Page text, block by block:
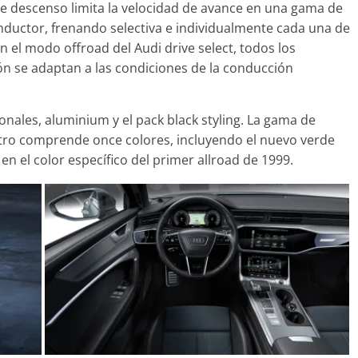
limita la velocidad de avance en una gama de
frenando selectiva e individualmente cada una de
el modo offroad del Audi drive select, todos los
se adaptan a las condiciones de la conducción
aluminium y el pack black styling. La gama de
comprende once colores, incluyendo el nuevo verde
el color específico del primer allroad de 1999.